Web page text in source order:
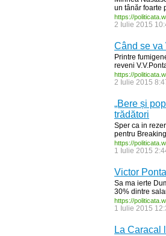
un tânăr foarte
https://
2 Iulie 2015
Când se va
Printre
reveni
https://
2 Iulie 2015
„Bere și
trădători
Sper ca in
pentru
https://
1 Iulie 2015
Victor
Sa ma ierte
30% dintre
https://
1 Iulie 2015
La Caracal